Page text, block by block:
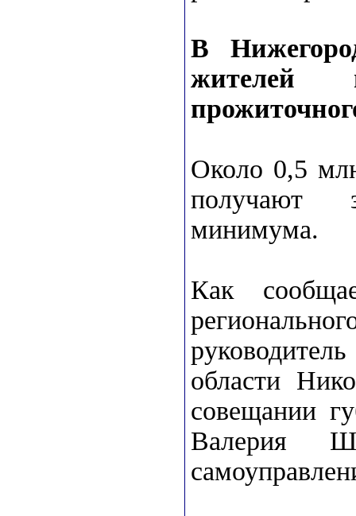
В
жителей
Около 0,5
получают
минимума.
Как
области
совещании
Валерия